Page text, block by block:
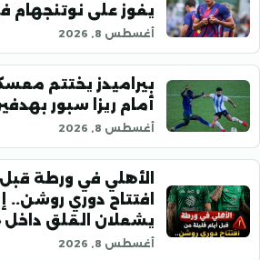
يفوز على نوتنجهام في
أغسطس 8, 2026
بيراميدز يختتم معسكر
أمام ريزا سبور بهدفين
أغسطس 8, 2026
الأهلي في ورطة قبل
افتتاح دوري روشن..
يشعلان القلق داخل
أغسطس 8, 2026